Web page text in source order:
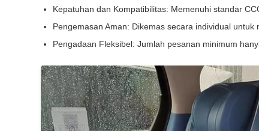
Kepatuhan dan Kompatibilitas: Memenuhi standar
Pengemasan Aman: Dikemas secara individual
Pengadaan Fleksibel: Jumlah pesanan minimum